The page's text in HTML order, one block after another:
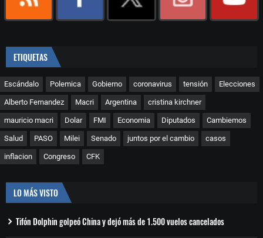
ETIQUETAS
Escándalo Polemica Gobierno coronavirus tensión Elecciones
Alberto Fernandez Macri Argentina cristina kirchner
mauricio macri Dolar FMI Economia Diputados Cambiemos
Salud PASO Milei Senado juntos por el cambio casos
inflacion Congreso CFK
LO MÁS VISTO
Tifón Dolphin golpeó China y dejó más de 1.500 vuelos cancelados